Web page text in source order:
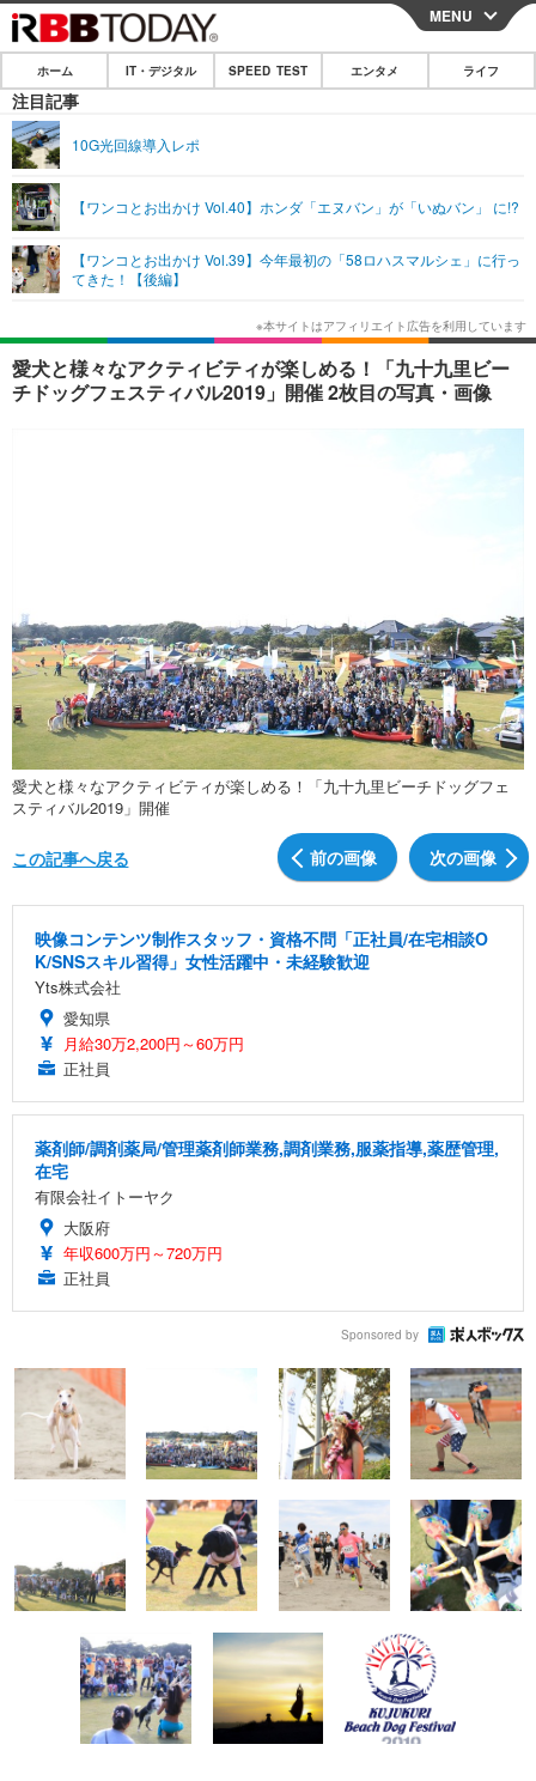
CLOSE
ホーム
IT・デジタル
ショッピング その他
SPEED TEST
エンタメ
エンタメTOP
韓国・芸能
音楽 スポーツ
ライフ
ライフTOP グルメ
ペット ショッピング
リリース一覧
プッシュ通知の停止方法
MENU
ホーム IT・デジタル SPEED TEST エンタメ ライフ
注目記事
10G光回線導入レポ
【ワンコとお出かけ Vol.40】ホンダ「エヌバン」が「いぬバン」 に!?
【ワンコとお出かけ Vol.39】今年最初の「58ロハスマルシェ」に行っ
てきた！【後編】
愛犬と様々なアクティビティが楽しめる！「九十九里ビー
チドッグフェスティバル2019」開催 2枚目の写真・画像
愛犬と様々なアクティビティが楽しめる！「九十九里ビーチドッグフェ
スティバル2019」開催
前の画像 次の画像
この記事へ戻る
映像コンテンツ制作スタッフ・資格不問「正社員/在宅相談O
K/SNSスキル習得」女性活躍中・未経験歓迎
Yts株式会社
愛知県
月給30万2,200円～60万円
正社員
薬剤師/調剤薬局/管理薬剤師業務,調剤業務,服薬指導,薬歴管理,
在宅
有限会社イトーヤク
大阪府
年収600万円～720万円
正社員
Sponsored by